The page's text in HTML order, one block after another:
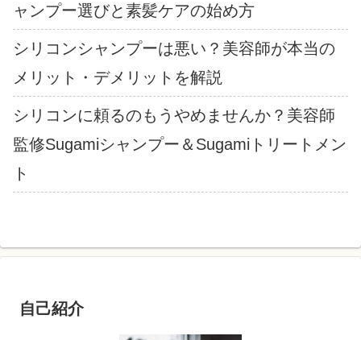
ャンプー選びと素髪ケアの始め方
シリコンシャンプーは悪い？美容師が本当の
メリット・デメリットを解説
シリコンに頼るのもうやめませんか？美容師
監修Sugamiシャンプー＆Sugamiトリートメン
ト
自己紹介